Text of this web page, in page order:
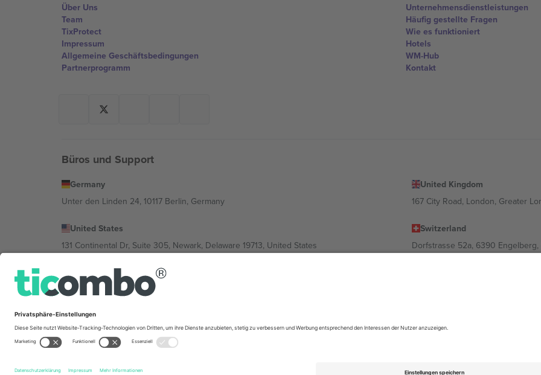
Über Uns
Team
TixProtect
Impressum
Allgemeine Geschäftsbedingungen
Partnerprogramm
Unternehmensdienstleistungen
Häufig gestellte Fragen
Wie es funktioniert
Hotels
WM-Hub
Kontakt
Büros und Support
Germany
Unter den Linden 24, 10117 Berlin, Germany
United Kingdom
167 City Road, London, Greater
United States
131 Continental Dr, Suite 305, Newark, Delaware 19713, United States
Switzerland
Dorfstrasse 52a, 6390 Engelberg,
Bulgaria
Regus Sofia City West, bul Totleben 53-55, 1606 Sofia, Bulgaria
Mexico
Av Chapultepec 360, Roma Norte, Cuauhtémoc, 06700 Ciudad de México, CDMX, Mexico
im Impressum und in den Allgemeinen Geschäftsbedingungen.,
© 2026 Ticombo. Alle Rechte vorbehalten.